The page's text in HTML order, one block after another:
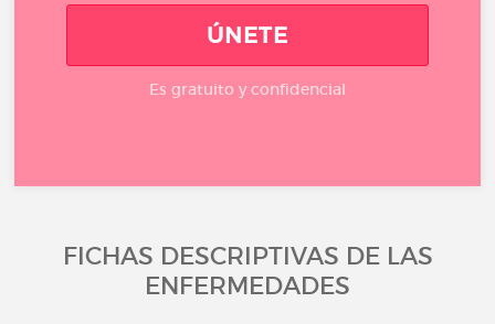
ÚNETE
Es gratuito y confidencial
FICHAS DESCRIPTIVAS DE LAS
ENFERMEDADES